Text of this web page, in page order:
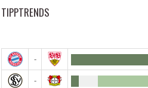
TIPPTRENDS
-
-